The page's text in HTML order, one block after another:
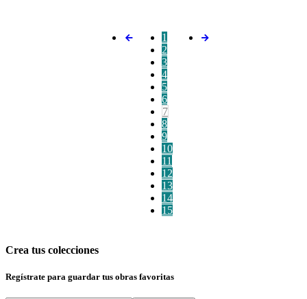
1
2
3
4
5
6
7
8
9
10
11
12
13
14
15
Crea tus colecciones
Regístrate para guardar tus obras favoritas